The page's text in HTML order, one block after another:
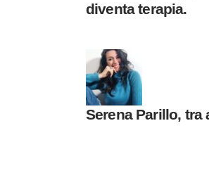
diventa terapia.
Serena Parillo, tra